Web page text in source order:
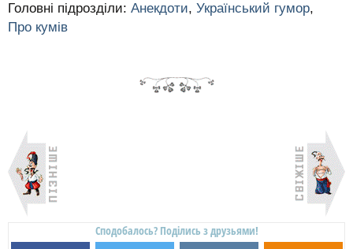
Головні підрозділи: Анекдоти, Український гумор,
Про кумів
Сподобалось? Поділись з друзьями!